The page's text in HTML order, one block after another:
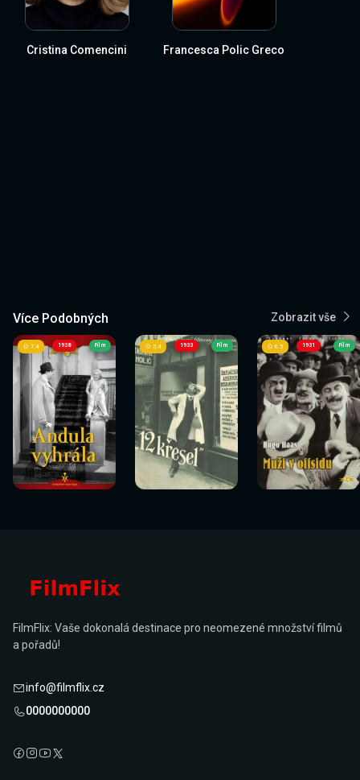
Cristina Comencini Francesca Polic Greco
Více Podobných Zobrazit vše
1938
Sledovat
nyní
7.4 Film
Sledovat
nyní
1933
Sledovat
nyní
5.4 Film
Sledovat
nyní
1931
Sledovat
nyní
6.5 Film
Sledovat
FilmFlix: Vaše dokonalá destinace pro neomezené množství filmů
a pořadů!
info@filmflix.cz
0000000000